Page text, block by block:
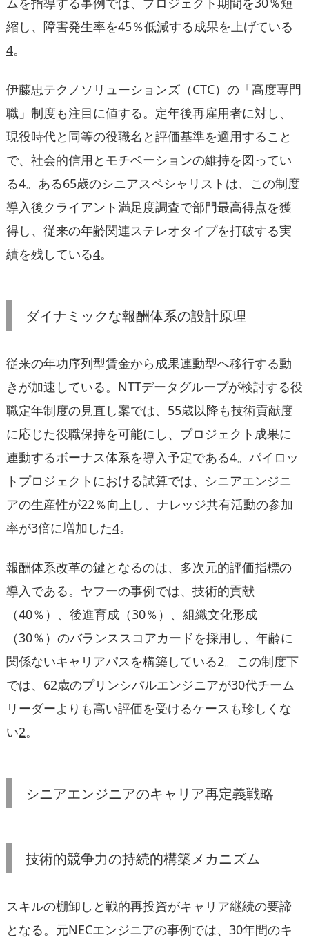
縮し、障害発生率を45％低減する成果を上げている
4。
伊藤忠テクノソリューションズ（CTC）の「高度専門
職」制度も注目に値する。定年後再雇用者に対し、
現役時代と同等の役職名と評価基準を適用すること
で、社会的信用とモチベーションの維持を図ってい
る4。ある65歳のシニアスペシャリストは、この制度
導入後クライアント満足度調査で部門最高得点を獲
得し、従来の年齢関連ステレオタイプを打破する実
績を残している4。
ダイナミックな報酬体系の設計原理
従来の年功序列型賃金から成果連動型へ移行する動
きが加速している。NTTデータグループが検討する役
職定年制度の見直し案では、55歳以降も技術貢献度
に応じた役職保持を可能にし、プロジェクト成果に
連動するボーナス体系を導入予定である4。パイロッ
トプロジェクトにおける試算では、シニアエンジニ
アの生産性が22％向上し、ナレッジ共有活動の参加
率が3倍に増加した4。
報酬体系改革の鍵となるのは、多次元的評価指標の
導入である。ヤフーの事例では、技術的貢献
（40％）、後進育成（30％）、組織文化形成
（30％）のバランススコアカードを採用し、年齢に
関係ないキャリアパスを構築している2。この制度下
では、62歳のプリンシパルエンジニアが30代チーム
リーダーよりも高い評価を受けるケースも珍しくな
い2。
シニアエンジニアのキャリア再定義戦略
技術的競争力の持続的構築メカニズム
スキルの棚卸しと戦的再投資がキャリア継続の要諦
となる。元NECエンジニアの事例では、30年間のキ